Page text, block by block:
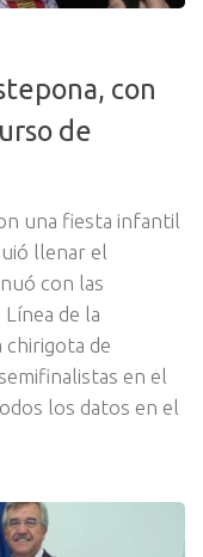
con
de
una fiesta infantil
llenar el
con las
de la
chirigota de
en el
los datos en el